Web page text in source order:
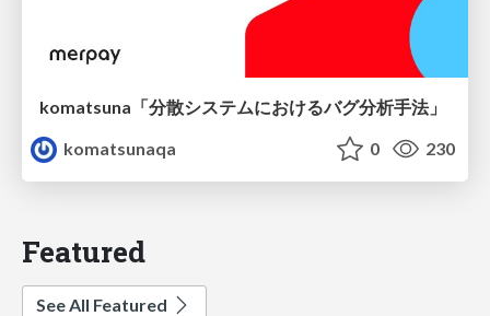
komatsuna「分散システムにおけるバグ分析手法」
komatsunaqa
0 230
Featured
See All Featured